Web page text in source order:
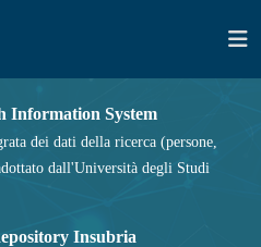
Information System
dei dati della ricerca (persone,
dall'Università degli Studi
Insubria